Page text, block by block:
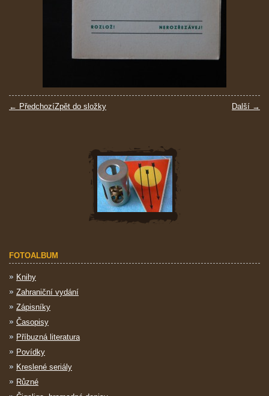
← Předchozí Další →
Zpět do složky
FOTOALBUM
Knihy
Zahraniční vydání
Zápisníky
Časopisy
Příbuzná literatura
Povídky
Kreslené seriály
Různé